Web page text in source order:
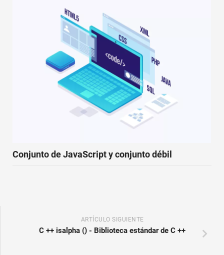
Conjunto de JavaScript y conjunto débil
ARTÍCULO SIGUIENTE
C ++ isalpha () - Biblioteca estándar de C ++